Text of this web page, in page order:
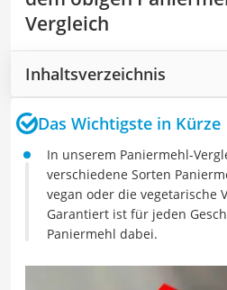
Vergleich
Inhaltsverzeichnis
Das Wichtigste in Kürze
In unserem Paniermehl-
verschiedene Sorten
vegan oder die vegetarische
Garantiert ist für jeden
Paniermehl dabei.